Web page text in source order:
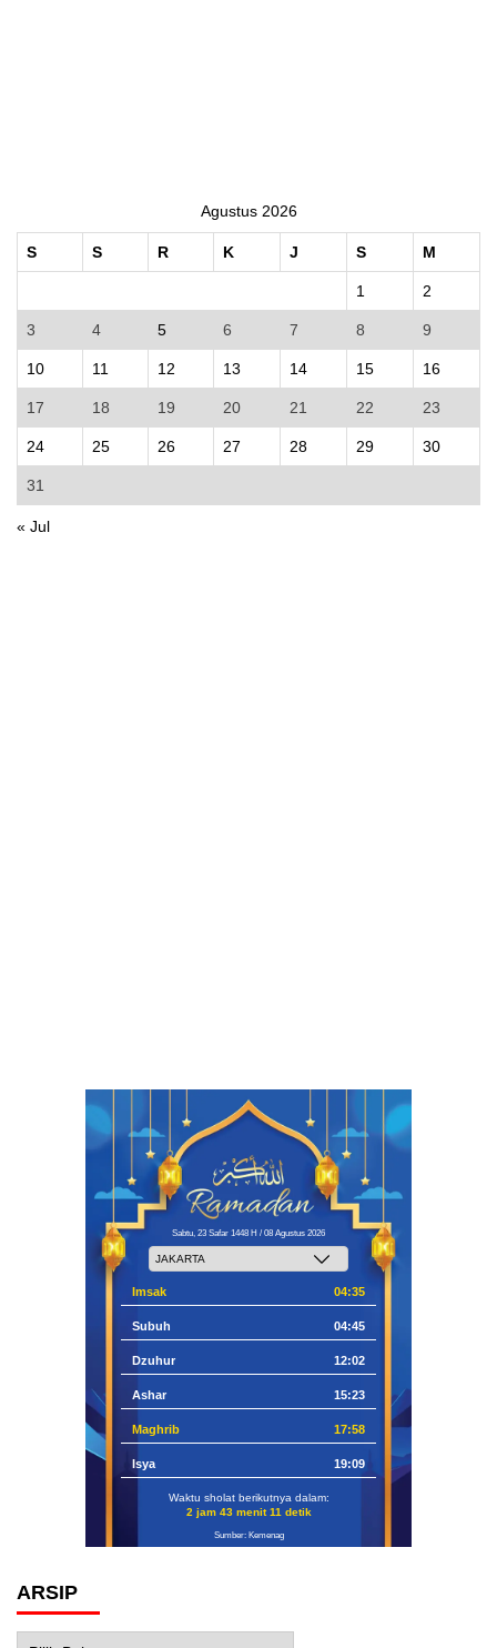
Agustus 2026
S S R K J S M
1 2
3 4 5 6 7 8 9
10 11 12 13 14 15 16
17 18 19 20 21 22 23
24 25 26 27 28 29 30
31
« Jul
Sabtu, 23 Safar 1448 H / 08 Agustus 2026
Imsak 04:35
Subuh 04:45
Dzuhur 12:02
Ashar 15:23
Maghrib 17:58
Isya 19:09
Waktu sholat berikutnya dalam:
2 jam 43 menit 10 detik
Sumber: Kemenag
ARSIP